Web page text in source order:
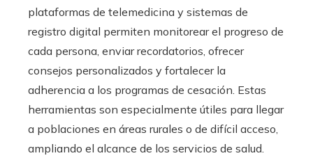
plataformas de telemedicina y sistemas de
registro digital permiten monitorear el progreso de
cada persona, enviar recordatorios, ofrecer
consejos personalizados y fortalecer la
adherencia a los programas de cesación. Estas
herramientas son especialmente útiles para llegar
a poblaciones en áreas rurales o de difícil acceso,
ampliando el alcance de los servicios de salud.